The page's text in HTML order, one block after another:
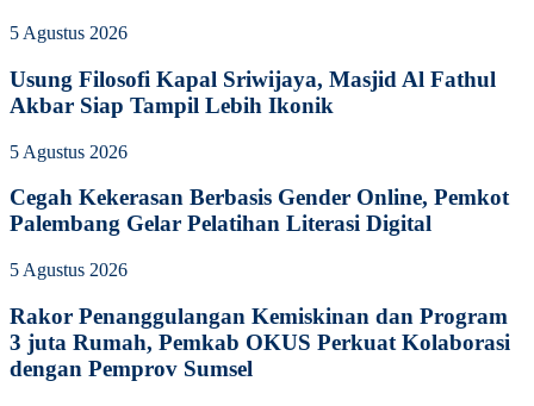
5 Agustus 2026
Usung Filosofi Kapal Sriwijaya, Masjid Al Fathul
Akbar Siap Tampil Lebih Ikonik
5 Agustus 2026
Cegah Kekerasan Berbasis Gender Online, Pemkot
Palembang Gelar Pelatihan Literasi Digital
5 Agustus 2026
Rakor Penanggulangan Kemiskinan dan Program
3 juta Rumah, Pemkab OKUS Perkuat Kolaborasi
dengan Pemprov Sumsel